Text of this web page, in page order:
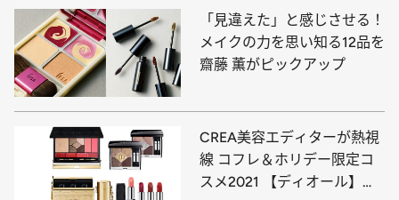
「見違えた」と感じさせる！
メイクの力を思い知る12品を
齋藤 薫がピックアップ
CREA美容エディターが熱視
線 コフレ＆ホリデー限定コ
スメ2021 【ディオール】上